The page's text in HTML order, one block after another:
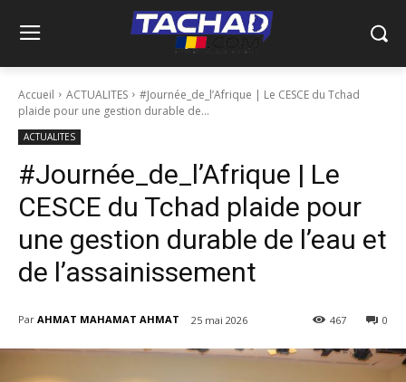
Accueil ACTUALITES
#Journée_de_l’Afrique | Le CESCE du Tchad
plaide pour une gestion durable de...
ACTUALITES
#Journée_de_l’Afrique | Le
CESCE du Tchad plaide pour
une gestion durable de l’eau et
de l’assainissement
Par AHMAT MAHAMAT AHMAT 25 mai 2026 0
467